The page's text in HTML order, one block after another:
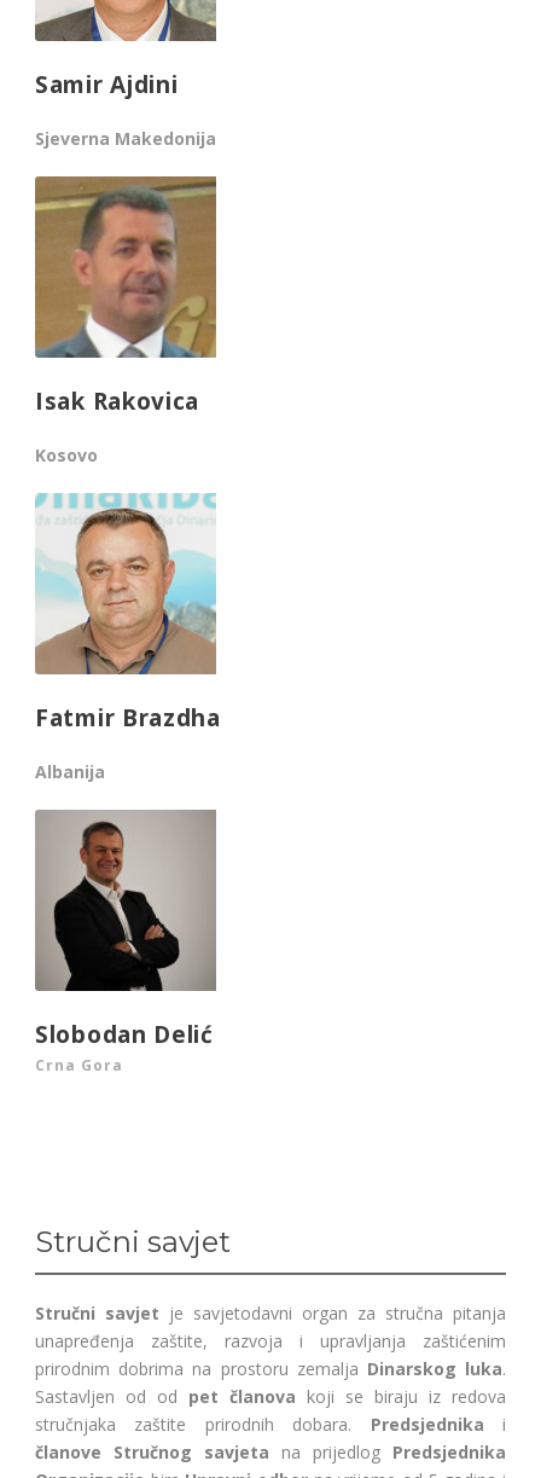
Samir Ajdini
Sjeverna Makedonija
Isak Rakovica
Kosovo
Fatmir Brazdha
Albanija
Slobodan Delić
Crna Gora
Stručni savjet
Stručni savjet je savjetodavni organ za stručna pitanja
unapređenja zaštite, razvoja i upravljanja zaštićenim
prirodnim dobrima na prostoru zemalja Dinarskog luka.
Sastavljen od od pet članova koji se biraju iz redova
stručnjaka zaštite prirodnih dobara. Predsjednika i
članove Stručnog savjeta na prijedlog Predsjednika